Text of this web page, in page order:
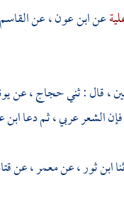
عنابن عون، عن
، قال : ثنيحجاج، عن
الشعر عربي ، ثم دعا
ابن ثور، عنمعمر، عن